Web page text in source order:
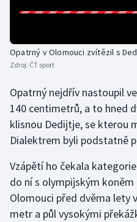
Házená
Judo
Krasobruslení
Lezení
Lyže a snowboard
Opatrný v Olomouci zvítězil s
Zdroj: ČT sport
Opatrný nejdřív nastoupil
140 centimetrů, a to hned
klisnou Dedijtje, se kterou
Dialektrem byli podstatně
Vzápětí ho čekala
do ní s olympijským
Olomouci před dvěma lety
metr a půl vysokými